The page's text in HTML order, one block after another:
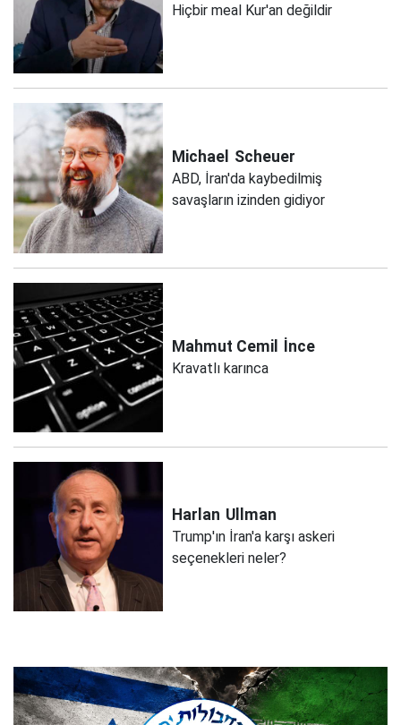
Hiçbir meal Kur'an değildir
Michael Scheuer
ABD, İran'da kaybedilmiş
savaşların izinden gidiyor
Mahmut Cemil İnce
Kravatlı karınca
Harlan Ullman
Trump'ın İran'a karşı askeri
seçenekleri neler?